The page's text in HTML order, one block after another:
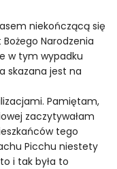
niekończącą się
Narodzenia
w tym wypadku
skazana jest na
Pamiętam,
zaczytywałam
tego
Picchu niestety
i tak była to